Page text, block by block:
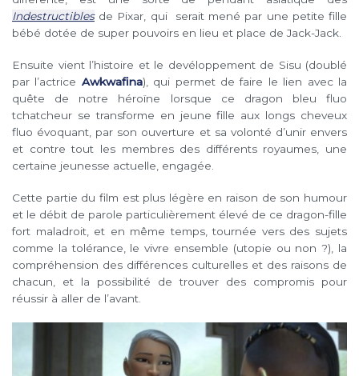
Indestructiblesde Pixar, qui serait mené par une petite fille
bébé dotée de super pouvoirs en lieu et place de Jack-Jack.
Ensuite vient l’histoire et le devéloppement de Sisu (doublé
par l’actrice Awkwafina), qui permet de faire le lien avec la
quête de notre héroïne lorsque ce dragon bleu fluo
tchatcheur se transforme en jeune fille aux longs cheveux
fluo évoquant, par son ouverture et sa volonté d’unir envers
et contre tout les membres des différents royaumes, une
certaine jeunesse actuelle, engagée.
Cette partie du film est plus légère en raison de son humour
et le débit de parole particulièrement élevé de ce dragon-fille
fort maladroit, et en même temps, tournée vers des sujets
comme la tolérance, le vivre ensemble (utopie ou non ?), la
compréhension des différences culturelles et des raisons de
chacun, et la possibilité de trouver des compromis pour
réussir à aller de l’avant.